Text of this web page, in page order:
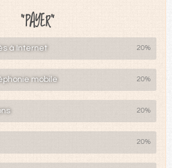
"PAYER"
à Internet 20%
mobile 20%
20%
20%